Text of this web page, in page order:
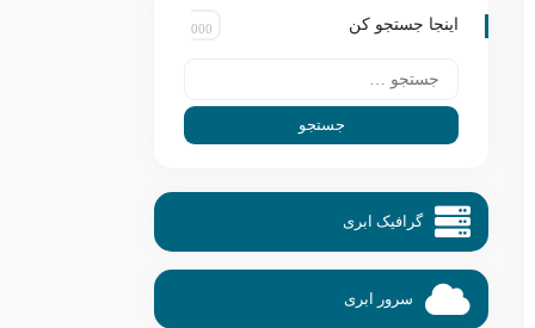
اینجا جستجو کن
گرافیک ابری
سرور ابری